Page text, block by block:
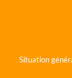
Situation